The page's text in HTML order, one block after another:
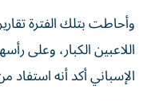
وأحاطت بتلك الفترة
اللاعبين الكبار، وعلى
الإسباني أكد أنه استفاد